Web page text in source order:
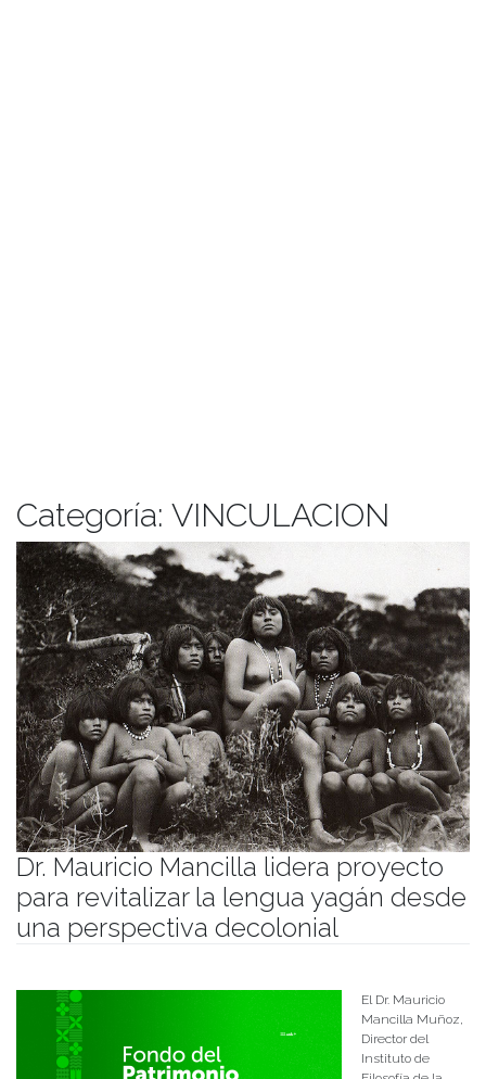
Categoría: VINCULACION
Dr. Mauricio Mancilla lidera proyecto
para revitalizar la lengua yagán desde
una perspectiva decolonial
El Dr. Mauricio
Mancilla Muñoz,
Director del
Instituto de